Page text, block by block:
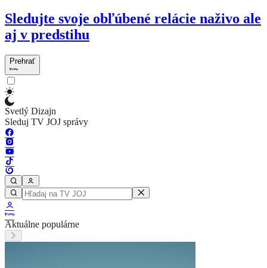
Sledujte svoje obľúbené relácie naživo ale
aj v predstihu
Prehrať
Svetlý Dizajn
Sleduj TV JOJ správy
Aktuálne populárne